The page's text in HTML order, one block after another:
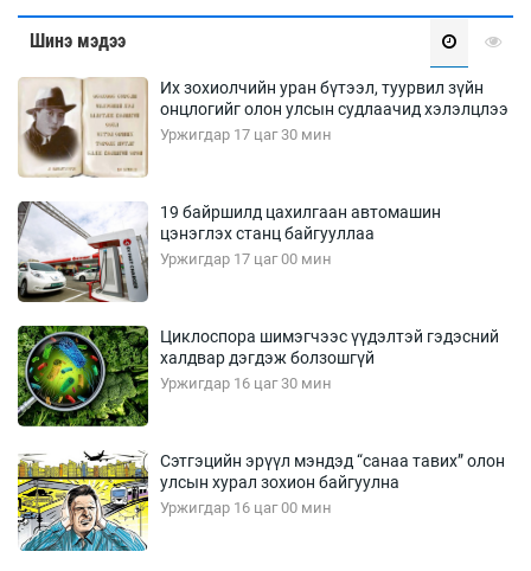
Шинэ мэдээ
Их зохиолчийн уран бүтээл, туурвил зүйн
онцлогийг олон улсын судлаачид хэлэлцлээ
Уржигдар 17 цаг 30 мин
19 байршилд цахилгаан автомашин
цэнэглэх станц байгууллаа
Уржигдар 17 цаг 00 мин
Циклоспора шимэгчээс үүдэлтэй гэдэсний
халдвар дэгдэж болзошгүй
Уржигдар 16 цаг 30 мин
Сэтгэцийн эрүүл мэндэд “санаа тавих” олон
улсын хурал зохион байгуулна
Уржигдар 16 цаг 00 мин